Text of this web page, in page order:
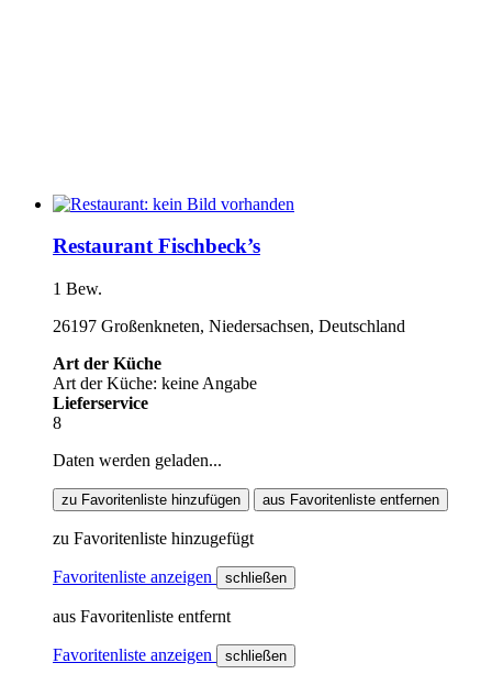
Restaurant Fischbeck’s
1 Bew.
26197 Großenkneten, Niedersachsen, Deutschland
Art der Küche
Art der Küche: keine Angabe
Lieferservice
8
Daten werden geladen...
zu Favoritenliste hinzufügen aus Favoritenliste entfernen
zu Favoritenliste hinzugefügt
Favoritenliste anzeigen schließen
aus Favoritenliste entfernt
Favoritenliste anzeigen schließen